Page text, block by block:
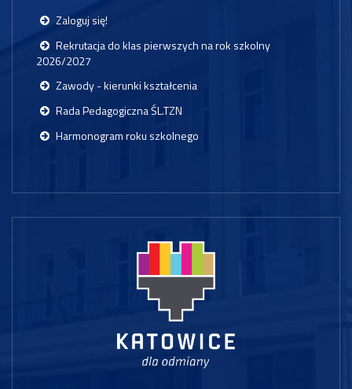
Zaloguj się!
Rekrutacja do klas pierwszych na rok szkolny
2026/2027
Zawody - kierunki kształcenia
Rada Pedagogiczna ŚL.TZN
Harmonogram roku szkolnego